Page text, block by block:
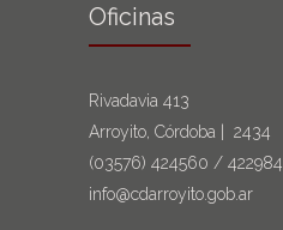
Oficinas
Rivadavia 413
Arroyito, Córdoba | 2434
(03576) 424560 / 422984
info@cdarroyito.gob.ar